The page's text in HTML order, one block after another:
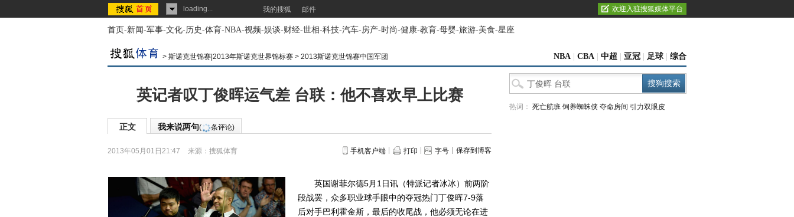
loading... 我的搜狐 邮件 欢迎入驻搜狐媒体平台
首页-新闻-军事-文化-历史-体育-NBA-视频-娱谈-财经-世相-科技-汽车-房产-时尚-健康-教育-母婴-旅游-美食-星座
> 斯诺克世锦赛|2013年斯诺克世界锦标赛 > 2013斯诺克世锦赛中国军团 NBA CBA 中超 亚冠 足球 综合
英记者叹丁俊晖运气差 台联：他不喜欢早上比赛
正文 我来说两句( 条评论)
2013年05月01日21:47 来源： 搜狐体育 手机客户端 打印 字号 保存到博客
英国谢菲尔德5月1日讯（特派记者冰冰）前两阶
段战罢，众多职业球手眼中的夺冠热门丁俊晖7-9落
后对手巴利霍金斯，最后的收尾战，他必须无论在进
热词： 死亡航班 饲养蜘蛛侠 夺命房间 引力双眼皮